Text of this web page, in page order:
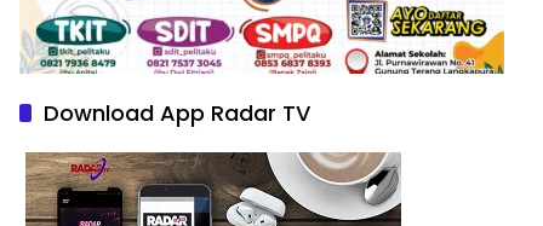
Download App Radar TV